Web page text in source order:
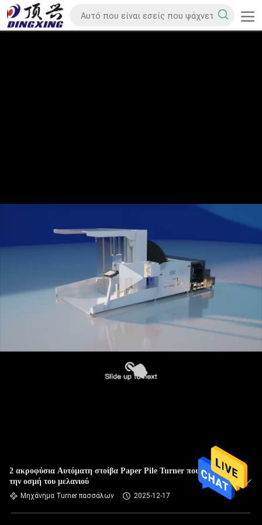
2 ακροφύσια Αυτόματη στοίβα Paper Pile Turner που μειώνει
την οσμή του μελανιού
Μηχάνημα Turner πασσάλων 2025-12-17